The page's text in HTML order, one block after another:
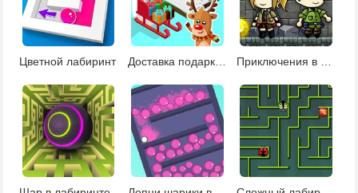
Цветной лабиринт Доставка подарков Санты